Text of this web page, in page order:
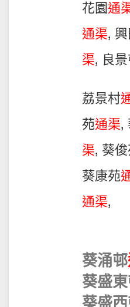
花園通
通渠,
渠, 良
荔景村
苑通渠,
渠, 葵
葵康苑
通渠,
葵涌邨
葵盛
葵盛